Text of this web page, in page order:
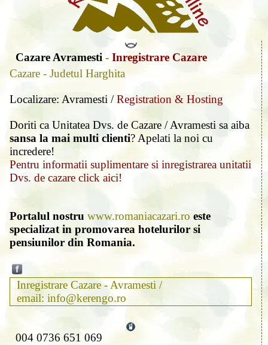
Cazare Avramesti - Inregistrare Cazare
Cazare - Judetul Harghita
Localizare: Avramesti /Registration & Hosting
Doriti ca Unitatea Dvs. de Cazare / Avramesti sa aiba
sansa la mai multi clienti? Apelati la noi cu
incredere!
Pentru informatii suplimentare si inregistrarea unitatii
Dvs. de cazare click aici!
Portalul nostru www.romaniacazari.ro este
specializat in promovarea hotelurilor si
pensiunilor din Romania.
Inregistrare Cazare - Avramesti /
email: info@kerengo.ro
004 0736 651 069